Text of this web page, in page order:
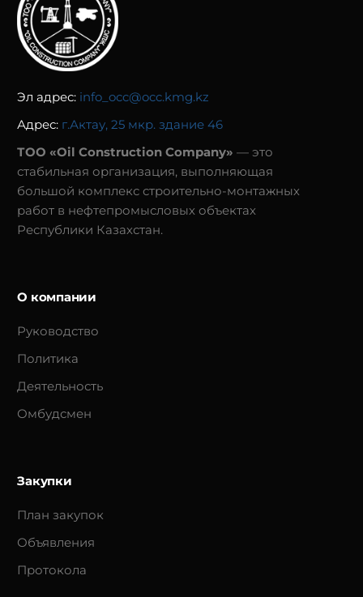
Эл адрес: info_occ@occ.kmg.kz
Адрес: г.Актау, 25 мкр. здание 46
ТОО «Oil Construction Company» — это
стабильная организация, выполняющая
большой комплекс строительно-монтажных
работ в нефтепромысловых объектах
Республики Казахстан.
О компании
Руководство
Политика
Деятельность
Омбудсмен
Закупки
План закупок
Объявления
Протокола